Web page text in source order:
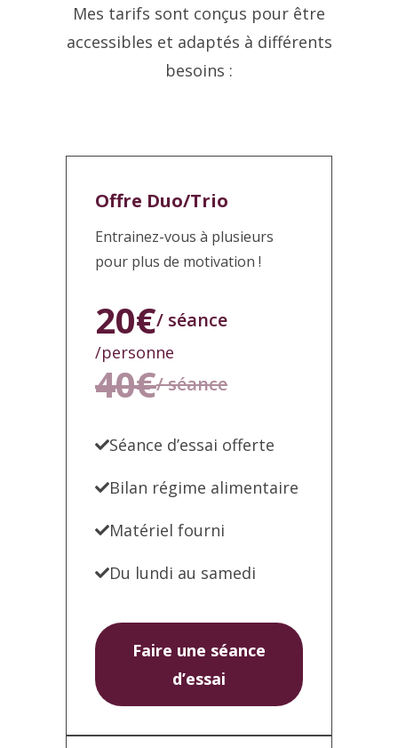
Mes tarifs sont conçus pour être
accessibles et adaptés à différents
besoins :
Offre Duo/Trio
Entrainez-vous à plusieurs
pour plus de motivation !
20€/ séance
/personne
40€/ séance
Séance d’essai offerte
Bilan régime alimentaire
Matériel fourni
Du lundi au samedi
Faire une séance
d’essai